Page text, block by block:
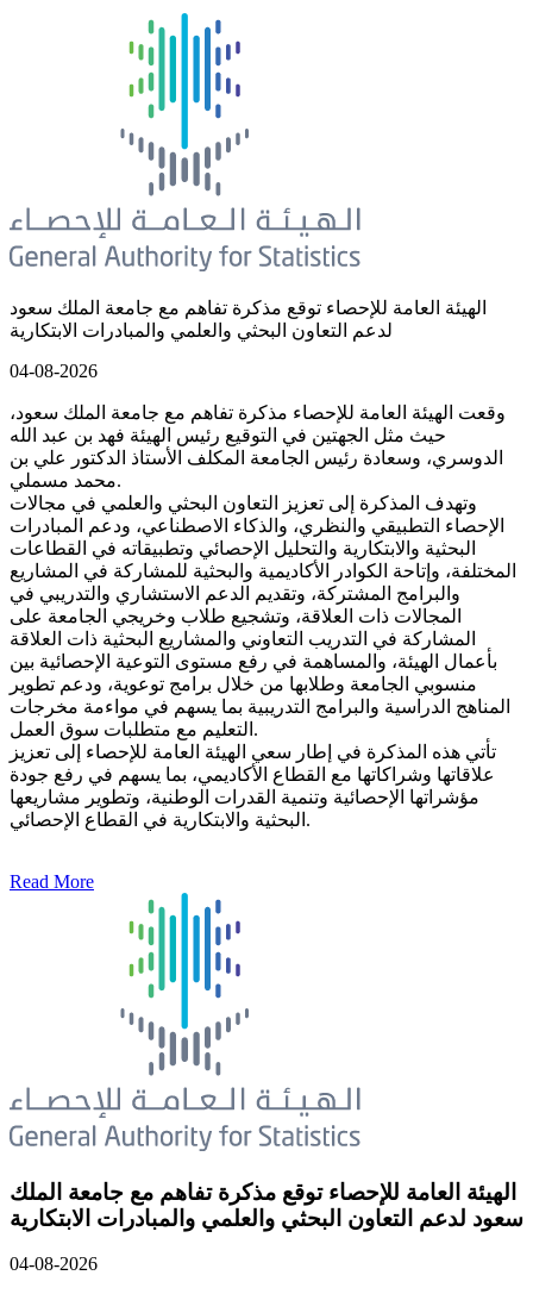
الهيئة العامة للإحصاء توقع مذكرة تفاهم مع جامعة الملك سعود
لدعم التعاون البحثي والعلمي والمبادرات الابتكارية
04-08-2026
وقعت الهيئة العامة للإحصاء مذكرة تفاهم مع جامعة الملك سعود،
حيث مثل الجهتين في التوقيع رئيس الهيئة فهد بن عبد الله
الدوسري، وسعادة رئيس الجامعة المكلف الأستاذ الدكتور علي بن
محمد مسملي.
وتهدف المذكرة إلى تعزيز التعاون البحثي والعلمي في مجالات
الإحصاء التطبيقي والنظري، والذكاء الاصطناعي، ودعم المبادرات
البحثية والابتكارية والتحليل الإحصائي وتطبيقاته في القطاعات
المختلفة، وإتاحة الكوادر الأكاديمية والبحثية للمشاركة في المشاريع
والبرامج المشتركة، وتقديم الدعم الاستشاري والتدريبي في
المجالات ذات العلاقة، وتشجيع طلاب وخريجي الجامعة على
المشاركة في التدريب التعاوني والمشاريع البحثية ذات العلاقة
بأعمال الهيئة، والمساهمة في رفع مستوى التوعية الإحصائية بين
منسوبي الجامعة وطلابها من خلال برامج توعوية، ودعم تطوير
المناهج الدراسية والبرامج التدريبية بما يسهم في مواءمة مخرجات
التعليم مع متطلبات سوق العمل.
تأتي هذه المذكرة في إطار سعي الهيئة العامة للإحصاء إلى تعزيز
علاقاتها وشراكاتها مع القطاع الأكاديمي، بما يسهم في رفع جودة
مؤشراتها الإحصائية وتنمية القدرات الوطنية، وتطوير مشاريعها
البحثية والابتكارية في القطاع الإحصائي.
Read More
الهيئة العامة للإحصاء توقع مذكرة تفاهم مع جامعة الملك
سعود لدعم التعاون البحثي والعلمي والمبادرات الابتكارية
04-08-2026